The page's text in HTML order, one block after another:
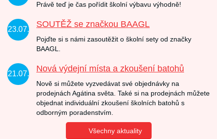
Právě teď je čas pořídit školní výbavu výhodně!
23.07.
SOUTĚŽ se značkou BAAGL
Pojďte si s námi zasoutěžit o školní sety od značky
BAAGL.
21.07.
Nová výdejní místa a zkoušení batohů
Nově si můžete vyzvedávat své objednávky na
prodejnách Agátina světa. Také si na prodejnách můžete
objednat individuální zkoušení školních batohů s
odborným poradenstvím.
Všechny aktuality